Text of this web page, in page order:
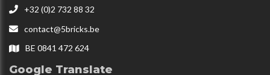
+32 (0)2 732 88 32
contact@5bricks.be
BE 0841 472 624
Google Translate